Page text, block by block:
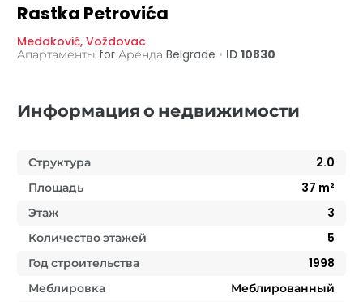
Rastka Petrovića
Medaković, Voždovac
Апартаменты for Аренда Belgrade • ID 10830
Информация о недвижимости
Структура
2.0
Площадь
37 m²
Этаж
3
Количество этажей
5
Год строительства
1998
Меблировка
Меблированный